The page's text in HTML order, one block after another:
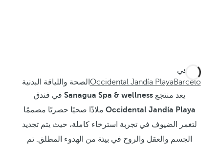
أنت في
Barceló
Occidental Jandía Playa الصحة واللياقة البدنية
يعد منتجعSanagua Spa & wellness في فندق
Occidental Jandía Playa ملاذًا صحيًا حصريًا مصممًا
لتغمر الضيوف في تجربة استرخاء كاملة، حيث يتم تجديد
الجسم والعقل والروح في بيئة من الهدوء المطلق. تم